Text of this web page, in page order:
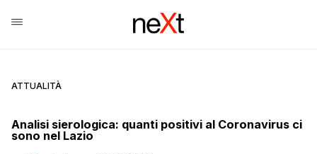
ATTUALITÀ
Analisi sierologica: quanti positivi al Coronavirus ci
sono nel Lazio